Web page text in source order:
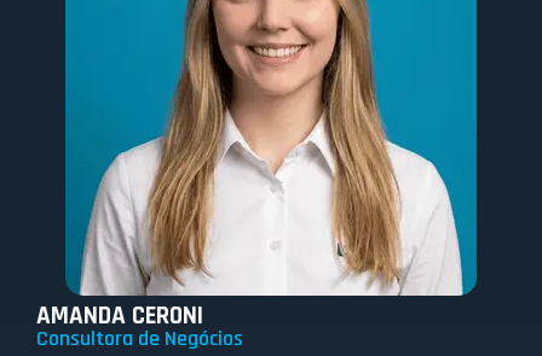
AMANDA CERONI
Consultora de Negócios